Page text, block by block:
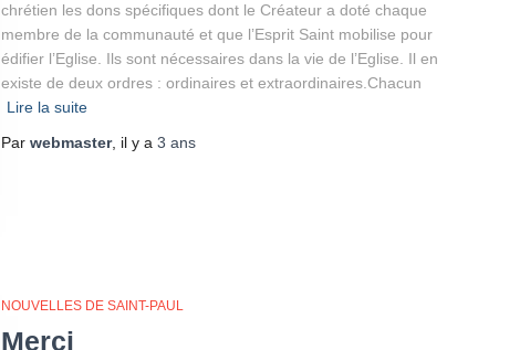
chrétien les dons spécifiques dont le Créateur a doté chaque
membre de la communauté et que l’Esprit Saint mobilise pour
édifier l’Eglise. Ils sont nécessaires dans la vie de l’Eglise. Il en
existe de deux ordres : ordinaires et extraordinaires.Chacun
Lire la suite
Par webmaster, il y a 3 ans
NOUVELLES DE SAINT-PAUL
Merci